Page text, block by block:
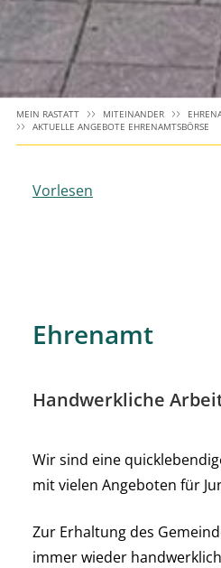
MEIN RASTATT MITEINANDER
AKTUELLE ANGEBOTE EHRENAMTSBÖRSE
Vorlesen
Ehrenamt
Handwerkliche
Wir sind eine
mit vielen Angeboten für
Zur Erhaltung des
immer wieder